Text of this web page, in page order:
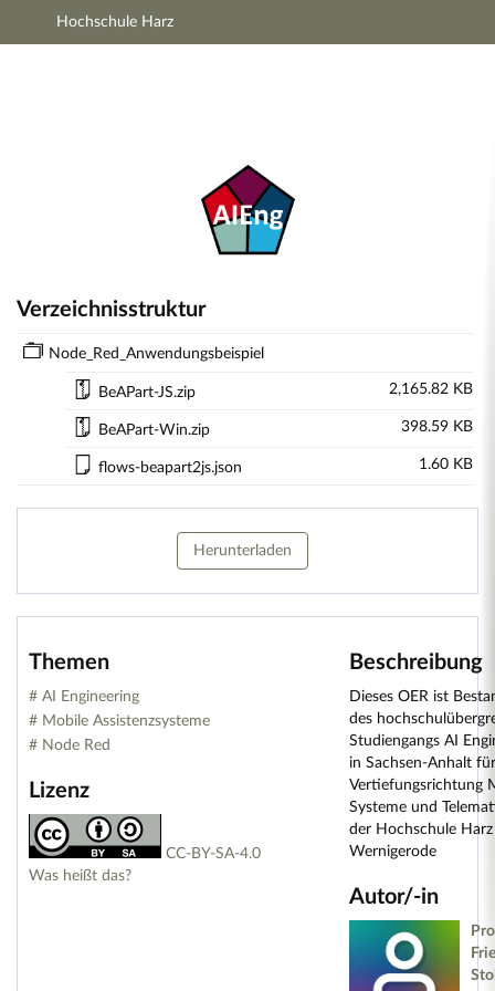
Hauptnavigation
Hochschule Harz
Verzeichnisstruktur
Node_Red_Anwendungsbeispiel
2,165.82 KB
BeAPart-JS.zip
398.59 KB
BeAPart-Win.zip
1.60 KB
flows-beapart2js.json
Herunterladen
Themen
# AI Engineering
# Mobile Assistenzsysteme
# Node Red
Lizenz
CC-BY-SA-4.0
Was heißt das?
Beschreibung
Dieses OER ist
des
Studiengangs AI
in Sachsen-Anhalt
Vertiefungsrichtung
Systeme und
der Hochschule
Wernigerode
Autor/-in